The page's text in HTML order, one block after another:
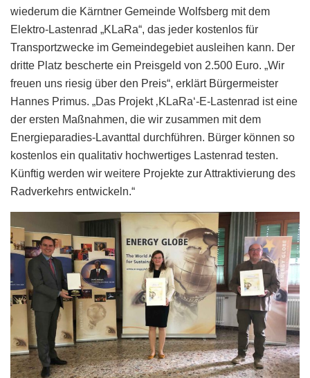
wiederum die Kärntner Gemeinde Wolfsberg mit dem
Elektro-Lastenrad „KLaRa“, das jeder kostenlos für
Transportzwecke im Gemeindegebiet ausleihen kann. Der
dritte Platz bescherte ein Preisgeld von 2.500 Euro. „Wir
freuen uns riesig über den Preis“, erklärt Bürgermeister
Hannes Primus. „Das Projekt ‚KLaRa‘-E-Lastenrad ist eine
der ersten Maßnahmen, die wir zusammen mit dem
Energieparadies-Lavanttal durchführen. Bürger können so
kostenlos ein qualitativ hochwertiges Lastenrad testen.
Künftig werden wir weitere Projekte zur Attraktivierung des
Radverkehrs entwickeln.“